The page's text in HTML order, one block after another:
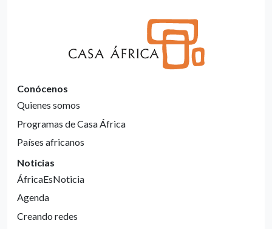
Conócenos
Quienes somos
Programas de Casa África
Países africanos
Noticias
ÁfricaEsNoticia
Agenda
Creando redes